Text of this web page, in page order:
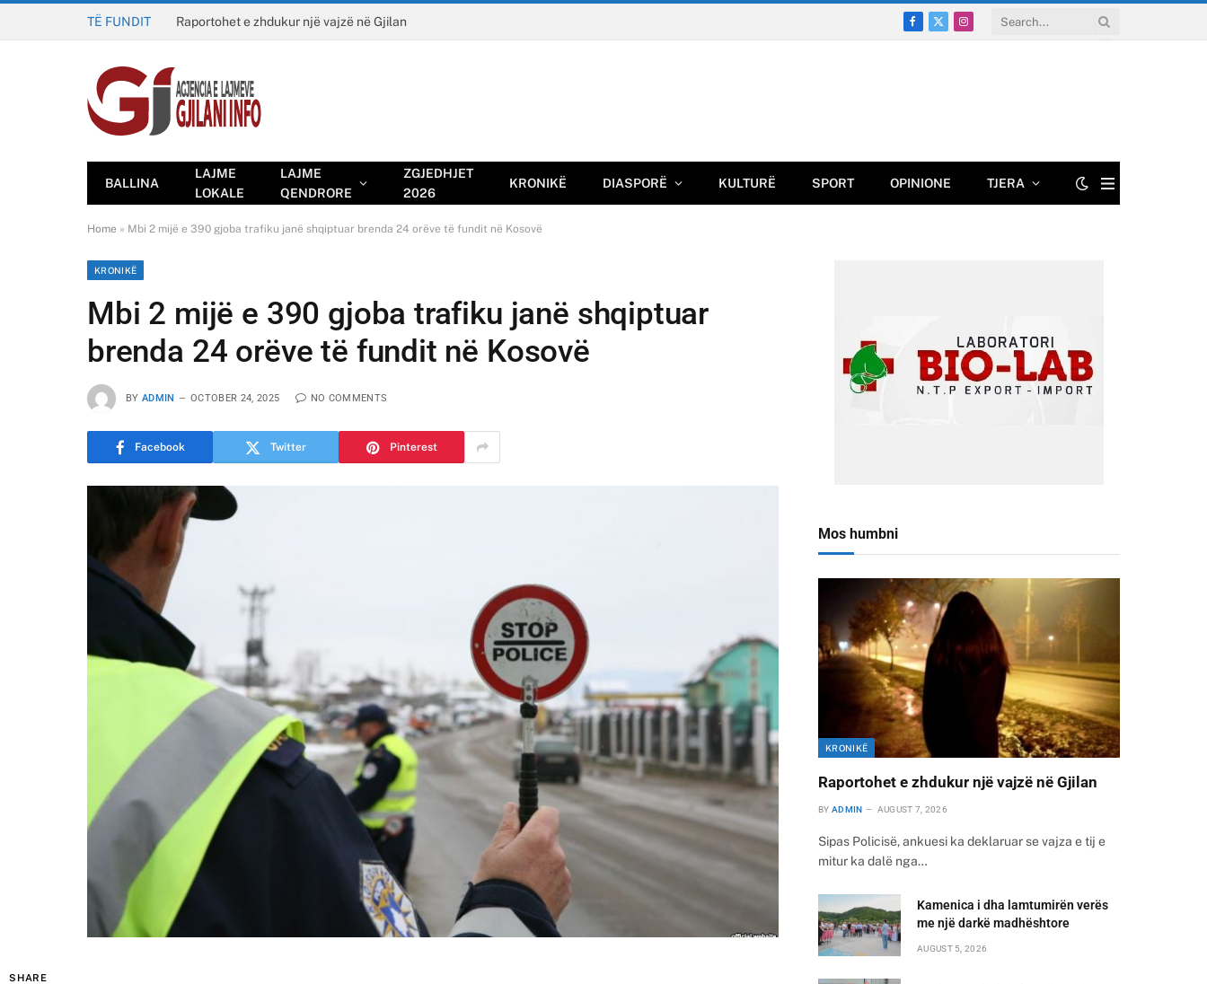
TË FUNDIT Raportohet e zhdukur një vajzë në Gjilan
Facebook
X
Instagram
BALLINA
LAJME
LOKALE
LAJME
QENDRORE
ZGJEDHJET
2026
KRONIKË DIASPORË KULTURË SPORT OPINIONE TJERA
Home » Mbi 2 mijë e 390 gjoba trafiku janë shqiptuar brenda 24 orëve të fundit në Kosovë
KRONIKË
Mbi 2 mijë e 390 gjoba trafiku janë shqiptuar
brenda 24 orëve të fundit në Kosovë
BY ADMIN OCTOBER 24, 2025 NO COMMENTS
Facebook Twitter Pinterest
SHARE
Mos humbni
KRONIKË
Raportohet e zhdukur një vajzë në Gjilan
BY ADMIN AUGUST 7, 2026
Sipas Policisë, ankuesi ka deklaruar se vajza e tij e
mitur ka dalë nga…
Kamenica i dha lamtumirën verës
me një darkë madhështore
AUGUST 5, 2026